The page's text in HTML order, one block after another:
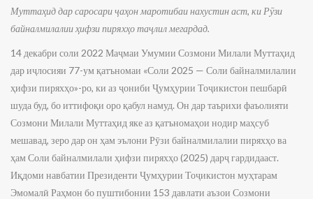
Муттаҳид дар саросари ҷаҳон маротибаи нахустин аст, ки Рӯзи
байналмилалии ҳифзи пиряхҳо таҷлил мегардад.
14 декабри соли 2022 Маҷмаи Умумии Созмони Милали Муттаҳид
дар иҷлосияи 77-ум қатъномаи «Соли 2025 — Соли байналмилалии
ҳифзи пиряхҳо»-ро, ки аз ҷониби Ҷумҳурии Тоҷикистон пешбарӣ
шуда буд, бо иттифоқи оро қабул намуд. Он дар таърихи фаъолияти
Созмони Милали Муттаҳид яке аз қатъномаҳои нодир маҳсуб
мешавад, зеро дар он ҳам эълони Рӯзи байналмилалии пиряхҳо ва
ҳам Соли байналмилали ҳифзи пиряхҳо (2025) дарҷ гардидааст.
Иқдоми навбатии Президенти Ҷумҳурии Тоҷикистон муҳтарам
Эмомалӣ Раҳмон бо пуштибонии 153 давлати аъзои Созмони